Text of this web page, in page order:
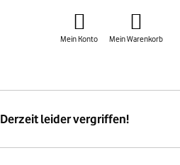
Mein Konto Mein Warenkorb
Derzeit leider vergriffen!